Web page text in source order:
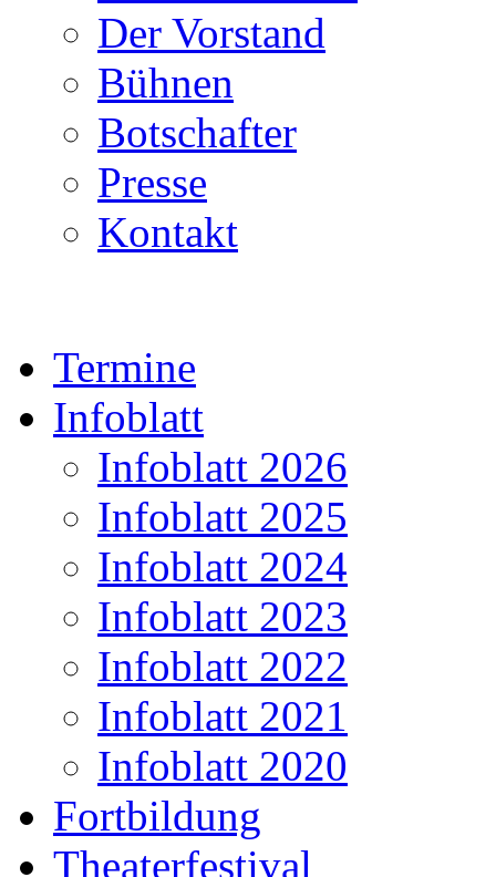
Der Vorstand
Bühnen
Botschafter
Presse
Kontakt
Termine
Infoblatt
Infoblatt 2026
Infoblatt 2025
Infoblatt 2024
Infoblatt 2023
Infoblatt 2022
Infoblatt 2021
Infoblatt 2020
Fortbildung
Theaterfestival